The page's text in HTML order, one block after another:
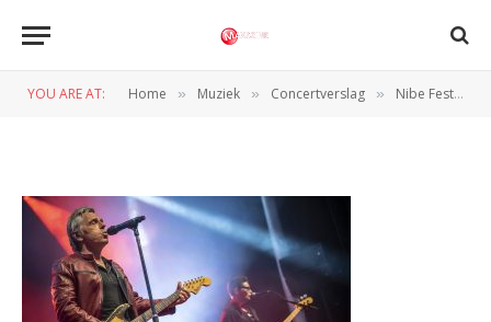
YOU ARE AT: Home » Muziek » Concertverslag » Nibe Festival 2024: Dag 3 – Een ode aan de Deense muziek zelf
Nibe_Festival_2025-